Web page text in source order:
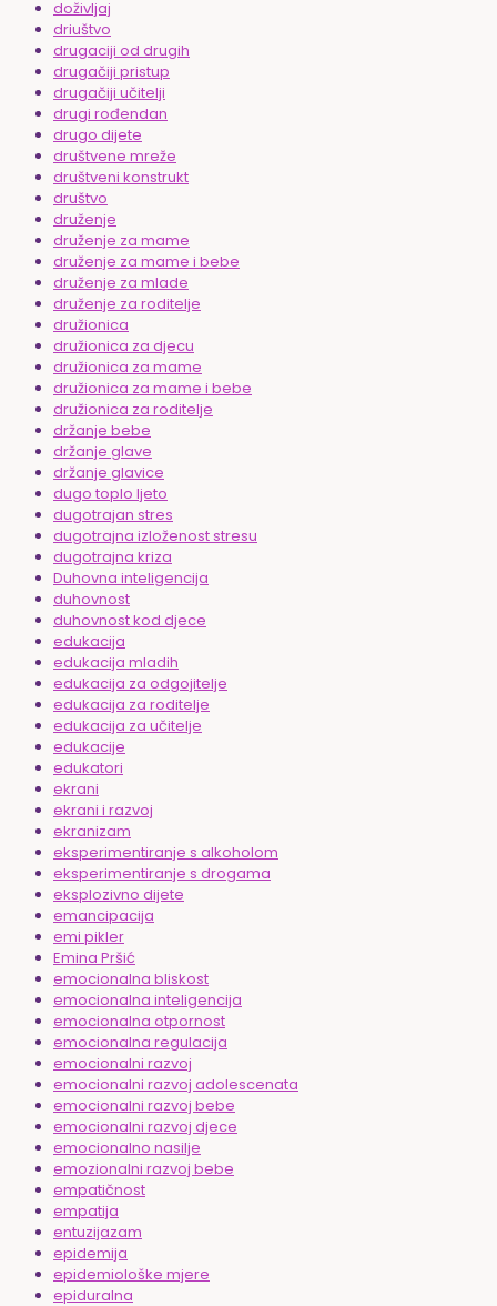
doživljaj
driuštvo
drugaciji od drugih
drugačiji pristup
drugačiji učitelji
drugi rođendan
drugo dijete
društvene mreže
društveni konstrukt
društvo
druženje
druženje za mame
druženje za mame i bebe
druženje za mlade
druženje za roditelje
družionica
družionica za djecu
družionica za mame
družionica za mame i bebe
družionica za roditelje
držanje bebe
držanje glave
držanje glavice
dugo toplo ljeto
dugotrajan stres
dugotrajna izloženost stresu
dugotrajna kriza
Duhovna inteligencija
duhovnost
duhovnost kod djece
edukacija
edukacija mladih
edukacija za odgojitelje
edukacija za roditelje
edukacija za učitelje
edukacije
edukatori
ekrani
ekrani i razvoj
ekranizam
eksperimentiranje s alkoholom
eksperimentiranje s drogama
eksplozivno dijete
emancipacija
emi pikler
Emina Pršić
emocionalna bliskost
emocionalna inteligencija
emocionalna otpornost
emocionalna regulacija
emocionalni razvoj
emocionalni razvoj adolescenata
emocionalni razvoj bebe
emocionalni razvoj djece
emocionalno nasilje
emozionalni razvoj bebe
empatičnost
empatija
entuzijazam
epidemija
epidemiološke mjere
epiduralna